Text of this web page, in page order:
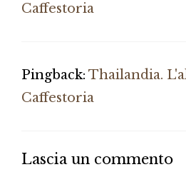
Caffestoria
Pingback: Thailandia.
Caffestoria
Lascia un commento